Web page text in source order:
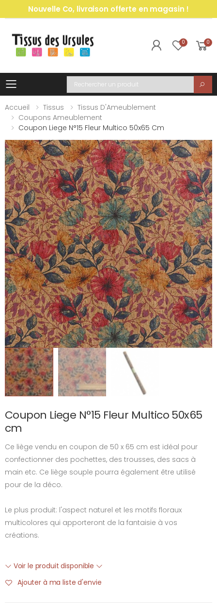
Nouvelle Co, livraison offerte en magasin !
0 0
Toggle mobile menu
Recherche
Accueil
Tissus
Tissus D'Ameublement
Coupons Ameublement
Coupon Liege N°15 Fleur Multico 50x65 Cm
Coupon Liege N°15 Fleur Multico 50x65
cm
Ce liège vendu en coupon de 50 x 65 cm est idéal pour
confectionner des pochettes, des trousses, des sacs à
main etc. Ce liège souple pourra également être utilisé
pour de la déco.
Le plus produit: l'aspect naturel et les motifs floraux
multicolores qui apporteront de la fantaisie à vos
créations.
Voir le produit disponible
Ajouter à ma liste d'envie